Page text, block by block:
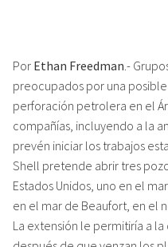
Por Ethan Freedman .-
preocupados por una
perforación petrolera en el
compañías, incluyendo a la
prevén iniciar los trabajos
Shell pretende abrir tres
Estados Unidos, uno en el
en el mar de Beaufort, en el
La extensión le permitiría a